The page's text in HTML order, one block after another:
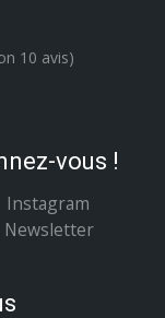
10 avis)
vous !
Instagram
Newsletter